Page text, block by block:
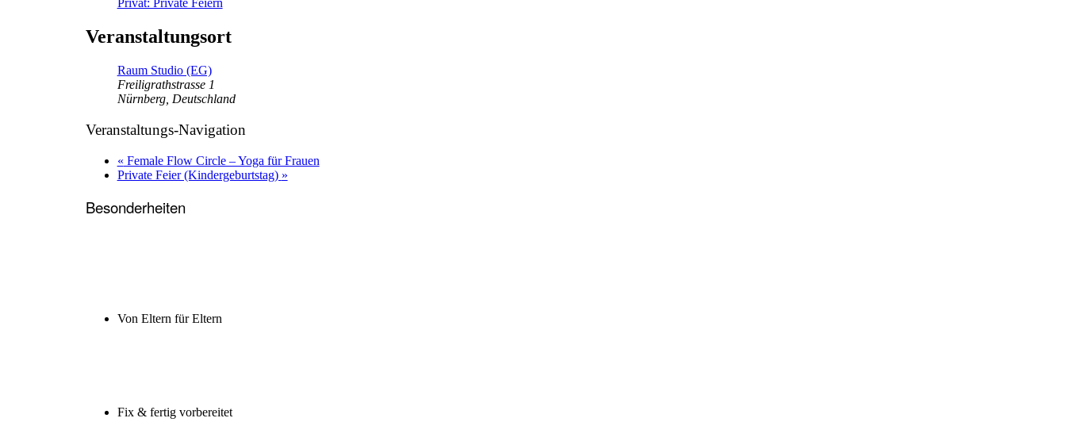
Privat: Private Feiern
Veranstaltungsort
Raum Studio (EG)
Freiligrathstrasse 1
Nürnberg, Deutschland
Veranstaltungs-Navigation
« Female Flow Circle – Yoga für Frauen
Private Feier (Kindergeburtstag) »
Besonderheiten
Von Eltern für Eltern
Fix & fertig vorbereitet